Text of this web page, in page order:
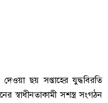
ছয় সপ্তাহের যুদ্ধবিরতি
স্বাধীনতাকামী সশস্ত্র সংগঠন